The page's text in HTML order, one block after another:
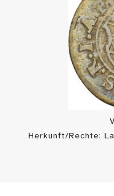
Herkunft/Rechte: